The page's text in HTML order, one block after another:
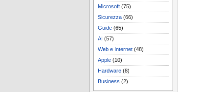
Microsoft (75)
Sicurezza (66)
Guide (65)
AI (57)
Web e Internet (48)
Apple (10)
Hardware (8)
Business (2)